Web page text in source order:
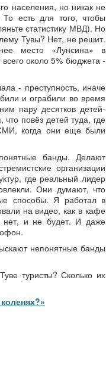
населения, но никак не
есть для того, чтобы
статистику МВД). Но
Тувы? Нет, не решит.
место «Лунсина» в
около 5% бюджета -
- преступность, иначе
и ограбили во время
пару десятков детей-
повёз детей туда, где
когда они еще были
банды. Делают
организации
где реальный лидер
Они думают, что
способы. Я работал в
на видео, как в кафе
нет, и не будет. И даже
непонятные банды
туристы? Сколько их